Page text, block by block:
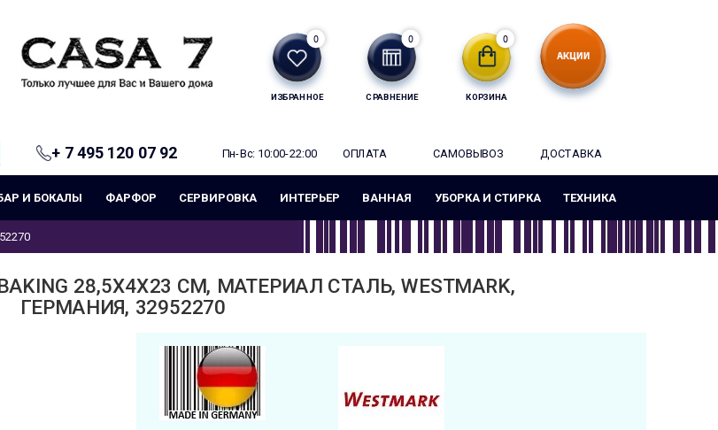
ИЗБРАННОЕ
0
СРАВНЕНИЕ
0
КОРЗИНА
0
+ 7 495 120 07 92 Пн-Вс: 10:00-22:00 ОПЛАТА САМОВЫВОЗ ДОСТАВКА
И БОКАЛЫ ФАРФОР СЕРВИРОВКА ИНТЕРЬЕР ВАННАЯ УБОРКА И СТИРКА ТЕХНИКА
28,5X4X23 СМ, МАТЕРИАЛ СТАЛЬ, WESTMARK,
ГЕРМАНИЯ, 32952270